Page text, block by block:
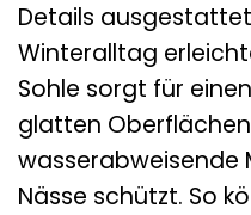
Details
Winteralltag
Sohle sorgt für
glatten
wasserabweisende
Nässe schützt. So